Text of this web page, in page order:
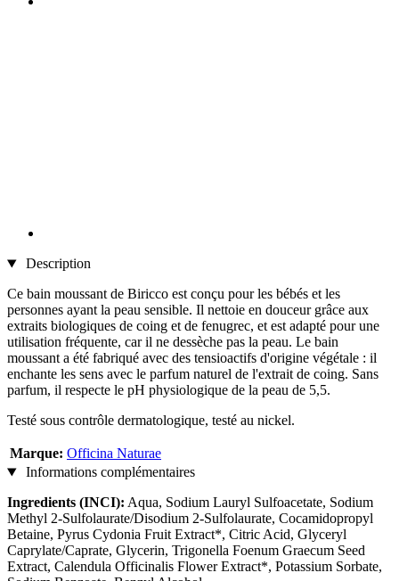
Description
Ce bain moussant de Biricco est conçu pour les bébés et les
personnes ayant la peau sensible. Il nettoie en douceur grâce aux
extraits biologiques de coing et de fenugrec, et est adapté pour une
utilisation fréquente, car il ne dessèche pas la peau. Le bain
moussant a été fabriqué avec des tensioactifs d'origine végétale : il
enchante les sens avec le parfum naturel de l'extrait de coing. Sans
parfum, il respecte le pH physiologique de la peau de 5,5.
Testé sous contrôle dermatologique, testé au nickel.
Marque: Officina Naturae
Informations complémentaires
Ingredients (INCI): Aqua, Sodium Lauryl Sulfoacetate, Sodium
Methyl 2-Sulfolaurate/Disodium 2-Sulfolaurate, Cocamidopropyl
Betaine, Pyrus Cydonia Fruit Extract*, Citric Acid, Glyceryl
Caprylate/Caprate, Glycerin, Trigonella Foenum Graecum Seed
Extract, Calendula Officinalis Flower Extract*, Potassium Sorbate,